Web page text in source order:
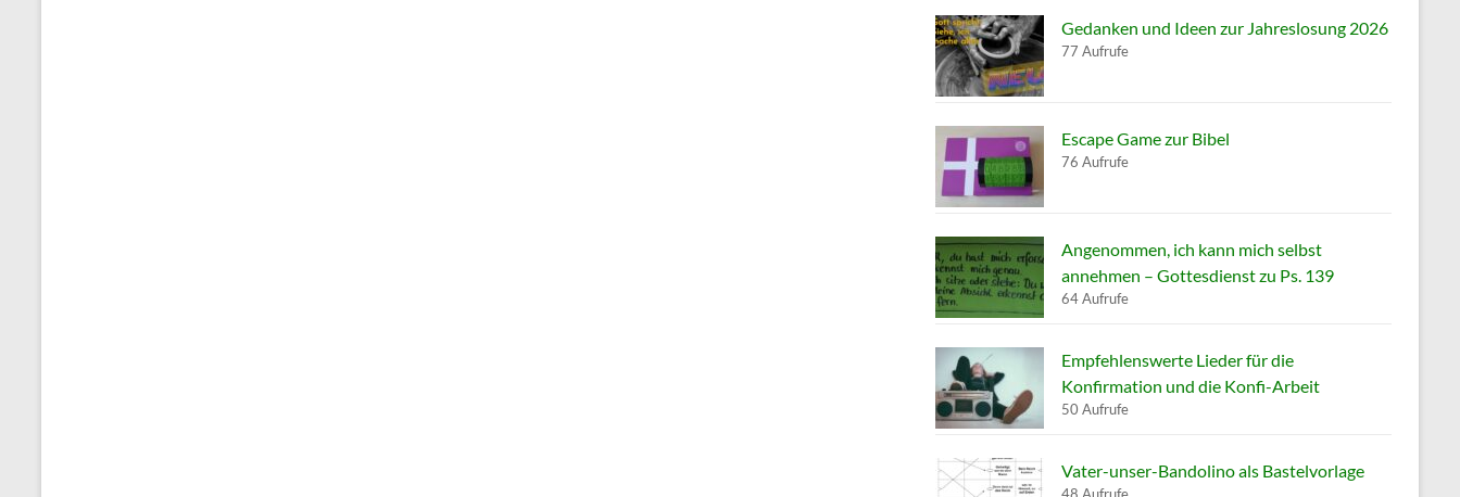
Gedanken und Ideen zur Jahreslosung 2026
77 Aufrufe
Escape Game zur Bibel
76 Aufrufe
Angenommen, ich kann mich selbst
annehmen – Gottesdienst zu Ps. 139
64 Aufrufe
Empfehlenswerte Lieder für die
Konfirmation und die Konfi-Arbeit
50 Aufrufe
Vater-unser-Bandolino als Bastelvorlage
48 Aufrufe